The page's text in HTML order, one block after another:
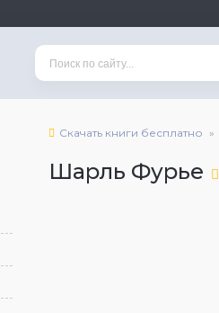
Скачать книги бесплатно
Шарль Фурье